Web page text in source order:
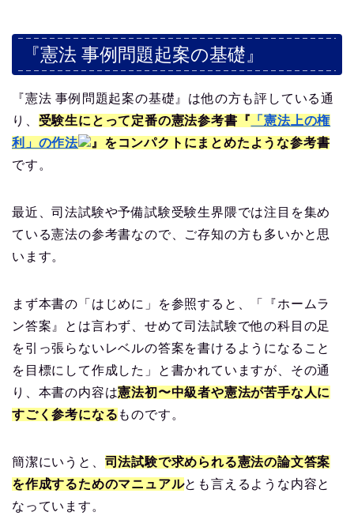
『憲法 事例問題起案の基礎』
『憲法 事例問題起案の基礎』は他の方も評している通
り、 受験生にとって定番の憲法参考書『 「憲法上の権
利」の作法
』をコンパクトにまとめたような参考書
です。
最近、司法試験や予備試験受験生界隈では注目を集め
ている憲法の参考書なので、ご存知の方も多いかと思
います。
まず本書の「はじめに」を参照すると、「
『ホームラ
ン答案』とは言わず、せめて司法試験で他の科目の足
を引っ張らないレベルの答案を書けるようになること
を目標にして作成した 」と書かれていますが、その通
り、本書の内容は憲法初〜中級者や憲法が苦手な人に
すごく参考になる ものです。
簡潔にいうと、 司法試験で求められる憲法の論文答案
を作成するためのマニュアルとも言えるような内容と
なっています。